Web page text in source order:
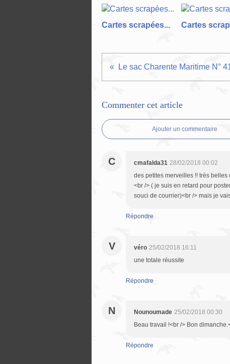
Cartes scrapées...
Cartes
Commenter cet article
Ajouter un commentaire
C cmafalda31 28/02/2018 00:02
des petites merveilles !! très
<br /> ( je suis en retard pour
souci de courrier)<br /> mais je
Répondre
V véro 25/02/2018 16:11
une totale réussite
Répondre
N Nounoumade 25/02/2018 00:30
Beau travail !<br /> Bon
Répondre